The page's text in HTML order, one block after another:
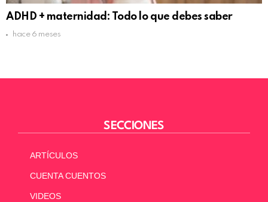
ADHD + maternidad: Todo lo que debes saber
hace 6 meses
SECCIONES
ARTÍCULOS
CUENTA CUENTOS
VIDEOS